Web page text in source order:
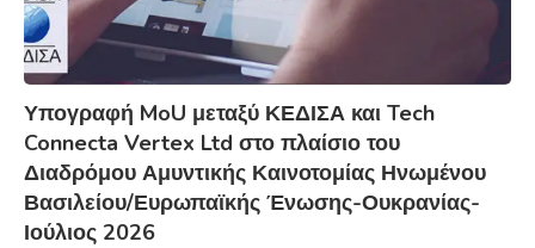
Υπογραφή MoU μεταξύ ΚΕΔΙΣΑ και Tech
Connecta Vertex Ltd στο πλαίσιο του
Διαδρόμου Αμυντικής Καινοτομίας Ηνωμένου
Βασιλείου/Ευρωπαϊκής Ένωσης-Ουκρανίας-
Ιούλιος 2026